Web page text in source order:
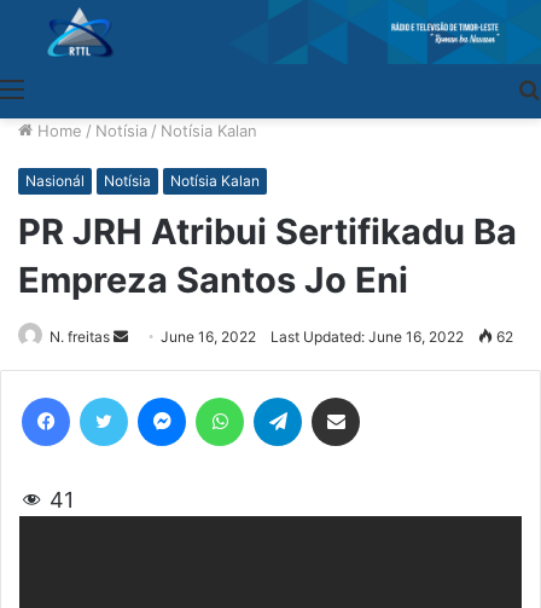
Home / Notísia / Notísia Kalan
Nasionál Notísia Notísia Kalan
PR JRH Atribui Sertifikadu Ba
Empreza Santos Jo Eni
N. freitas
Send
an
email
June 16, 2022 Last Updated: June 16, 2022 62
41